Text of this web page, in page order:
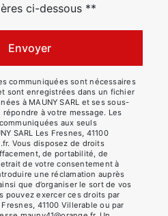
ci-dessous **
Envoyer
communiquées sont nécessaires
sont enregistrées dans un fichier
à MAUNY SARL et ses sous-
à votre message. Les
aux seuls
SARL Les Fresnes, 41100
Vous disposez de droits
de portabilité, de
de votre consentement à
une réclamation auprès
que d’organiser le sort de vos
pouvez exercer ces droits par
41100 Villerable ou par